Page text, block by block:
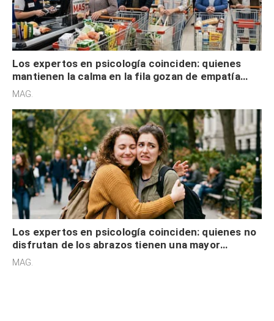
Los expertos en psicología coinciden: quienes
mantienen la calma en la fila gozan de empatía
cognitiva, gratitud y no solo tienen autocontrol
MAG.
Los expertos en psicología coinciden: quienes no
disfrutan de los abrazos tienen una mayor
sensibilidad a los estímulos físicos y no es por
MAG.